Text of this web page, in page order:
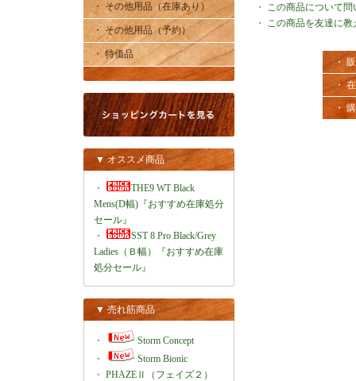
・ その他用品（在庫あり）
・ その他用品（予約）
・ 特価品
▼ オススメ商品
・
THE9 WT Black
Mens(D幅)『おすすめ在庫処分
セール』
・
SST 8 Pro Black/Grey
Ladies（Ｂ幅）『おすすめ在庫
処分セール』
▼ 売れ筋商品
・
Storm Concept
・
Storm Bionic
・ PHAZEⅡ（フェイズ２）
・ この商品について問
・ この商品を友達に教
・
・
・